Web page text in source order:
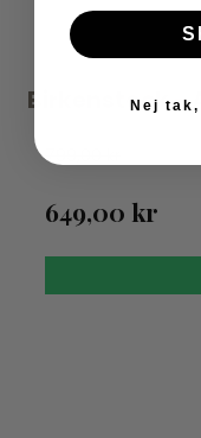
Birkenstock -
799,00 kr
649,00 kr
Nej